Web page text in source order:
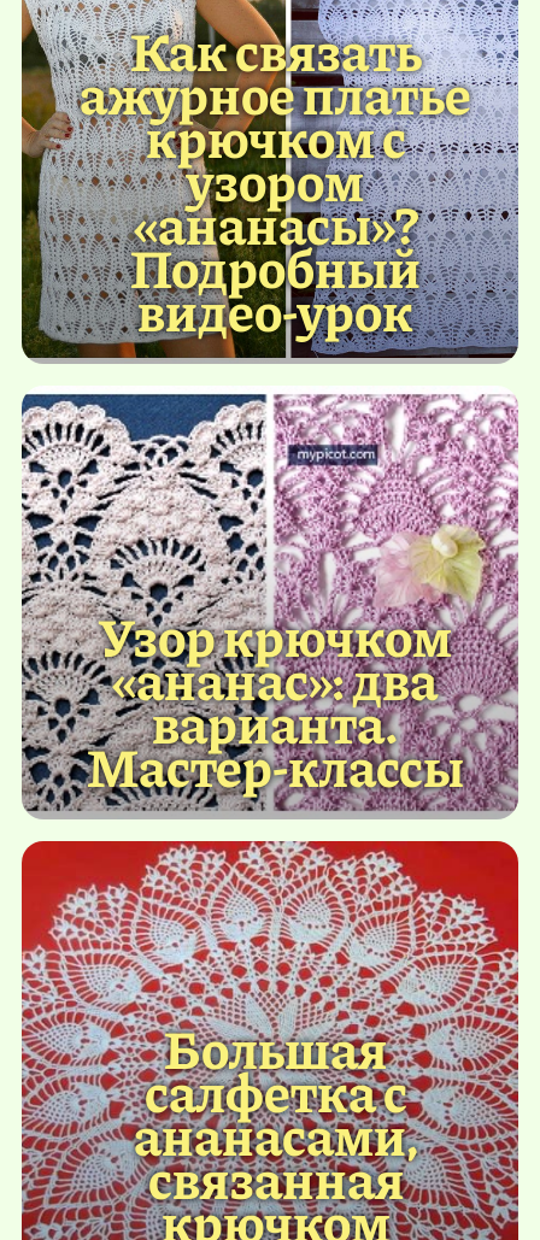
Как связать
ажурное платье
крючком с
узором
«ананасы»?
Подробный
видео-урок
Узор крючком
«ананас»: два
варианта.
Мастер-классы
Большая
салфетка с
ананасами,
связанная
крючком